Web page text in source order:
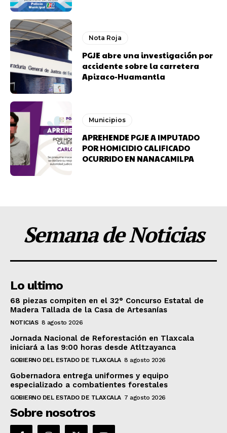
Nota Roja
PGJE abre una investigación por
accidente sobre la carretera
Apizaco-Huamantla
Municipios
APREHENDE PGJE A IMPUTADO
POR HOMICIDIO CALIFICADO
OCURRIDO EN NANACAMILPA
Semana de Noticias
Lo ultimo
68 piezas compiten en el 32° Concurso Estatal de
Madera Tallada de la Casa de Artesanías
NOTICIAS 8 agosto 2026
Jornada Nacional de Reforestación en Tlaxcala
iniciará a las 9:00 horas desde Atltzayanca
GOBIERNO DEL ESTADO DE TLAXCALA 8 agosto 2026
Gobernadora entrega uniformes y equipo
especializado a combatientes forestales
GOBIERNO DEL ESTADO DE TLAXCALA 7 agosto 2026
Sobre nosotros